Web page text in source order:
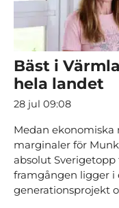
Bäst i
hela landet
28 jul 09:08
Medan
marginaler för
absolut
framgången ligger i
generationsprojekt